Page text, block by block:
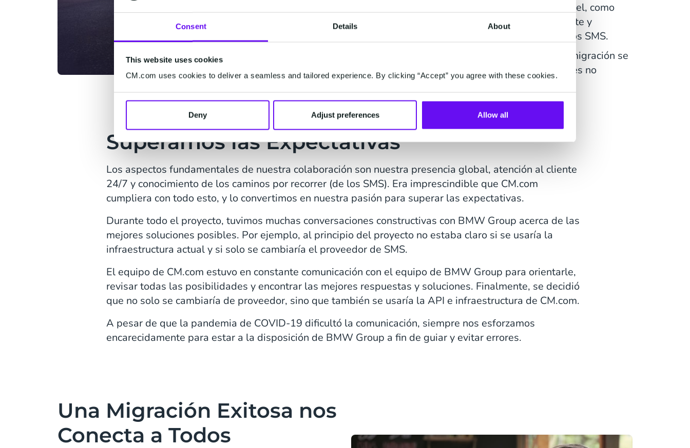
Consent Details About
This website uses cookies
CM.com uses cookies to deliver a seamless and tailored experience. By clicking “Accept” you agree with these cookies.
Deny Adjust preferences Allow all
Tuvimos que cumplir varios requisitos de alto nivel, como
alta redundancia, SLA estrictos, atención al cliente y
orientación con la migración de todos los servicios SMS.
Nuestros equipos debían asegurarse de que la migración se
llevara a cabo sin problemas para que los clientes no
notaran nada.
Superamos las Expectativas
Los aspectos fundamentales de nuestra colaboración son nuestra presencia global, atención al cliente
24/7 y conocimiento de los caminos por recorrer (de los SMS). Era imprescindible que CM.com
cumpliera con todo esto, y lo convertimos en nuestra pasión para superar las expectativas.
Durante todo el proyecto, tuvimos muchas conversaciones constructivas con BMW Group acerca de las
mejores soluciones posibles. Por ejemplo, al principio del proyecto no estaba claro si se usaría la
infraestructura actual y si solo se cambiaría el proveedor de SMS.
El equipo de CM.com estuvo en constante comunicación con el equipo de BMW Group para orientarle,
revisar todas las posibilidades y encontrar las mejores respuestas y soluciones. Finalmente, se decidió
que no solo se cambiaría de proveedor, sino que también se usaría la API e infraestructura de CM.com.
A pesar de que la pandemia de COVID-19 dificultó la comunicación, siempre nos esforzamos
encarecidamente para estar a la disposición de BMW Group a fin de guiar y evitar errores.
Una Migración Exitosa nos
Conecta a Todos